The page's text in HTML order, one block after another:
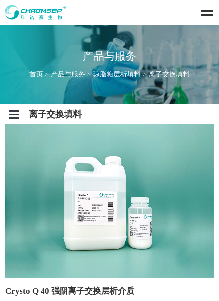
产品与服务
首页>产品与服务>琼脂糖层析填料>离子交换填料
Open
Menu
离子交换填料
Crysto Q 40 强阴离子交换层析介质